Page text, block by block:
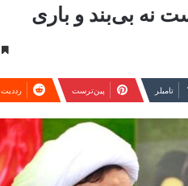
نه بی‌بند و باری
‫تامبلر ‫پین‌ترست ‫رددیت